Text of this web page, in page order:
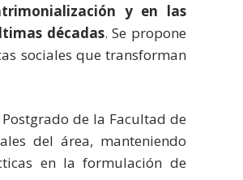
y en las
décadas. Se propone
sociales que transforman
de la Facultad de
del área, manteniendo
en la formulación de